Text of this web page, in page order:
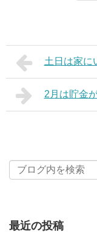
土日は家に
2月は貯金
最近の投稿